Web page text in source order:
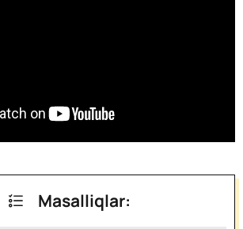
Masalliqlar: